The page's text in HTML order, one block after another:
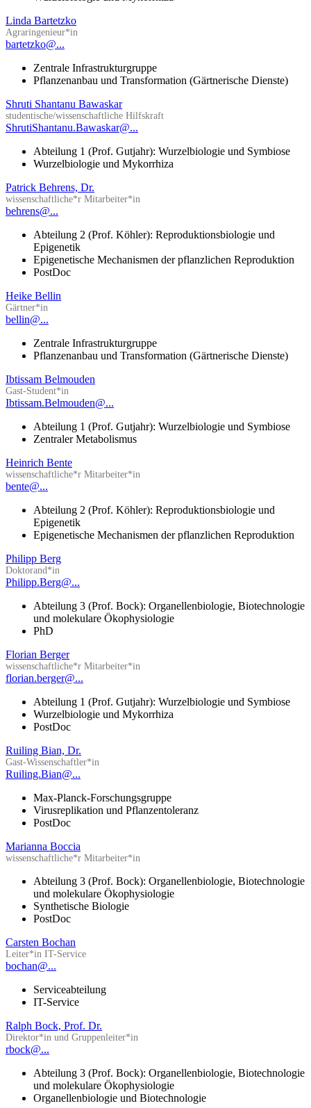
Linda Bartetzko
Agraringenieur*in
bartetzko@...
Zentrale Infrastrukturgruppe
Pflanzenanbau und Transformation (Gärtnerische Dienste)
Shruti Shantanu Bawaskar
studentische/wissenschaftliche Hilfskraft
ShrutiShantanu.Bawaskar@...
Abteilung 1 (Prof. Gutjahr): Wurzelbiologie und Symbiose
Wurzelbiologie und Mykorrhiza
Patrick Behrens, Dr.
wissenschaftliche*r Mitarbeiter*in
behrens@...
Abteilung 2 (Prof. Köhler): Reproduktionsbiologie und
Epigenetik
Epigenetische Mechanismen der pflanzlichen Reproduktion
PostDoc
Heike Bellin
Gärtner*in
bellin@...
Zentrale Infrastrukturgruppe
Pflanzenanbau und Transformation (Gärtnerische Dienste)
Ibtissam Belmouden
Gast-Student*in
Ibtissam.Belmouden@...
Abteilung 1 (Prof. Gutjahr): Wurzelbiologie und Symbiose
Zentraler Metabolismus
Heinrich Bente
wissenschaftliche*r Mitarbeiter*in
bente@...
Abteilung 2 (Prof. Köhler): Reproduktionsbiologie und
Epigenetik
Epigenetische Mechanismen der pflanzlichen Reproduktion
Philipp Berg
Doktorand*in
Philipp.Berg@...
Abteilung 3 (Prof. Bock): Organellenbiologie, Biotechnologie
und molekulare Ökophysiologie
PhD
Florian Berger
wissenschaftliche*r Mitarbeiter*in
florian.berger@...
Abteilung 1 (Prof. Gutjahr): Wurzelbiologie und Symbiose
Wurzelbiologie und Mykorrhiza
PostDoc
Ruiling Bian, Dr.
Gast-Wissenschaftler*in
Ruiling.Bian@...
Max-Planck-Forschungsgruppe
Virusreplikation und Pflanzentoleranz
PostDoc
Marianna Boccia
wissenschaftliche*r Mitarbeiter*in
Abteilung 3 (Prof. Bock): Organellenbiologie, Biotechnologie
und molekulare Ökophysiologie
Synthetische Biologie
PostDoc
Carsten Bochan
Leiter*in IT-Service
bochan@...
Serviceabteilung
IT-Service
Ralph Bock, Prof. Dr.
Direktor*in und Gruppenleiter*in
rbock@...
Abteilung 3 (Prof. Bock): Organellenbiologie, Biotechnologie
und molekulare Ökophysiologie
Organellenbiologie und Biotechnologie